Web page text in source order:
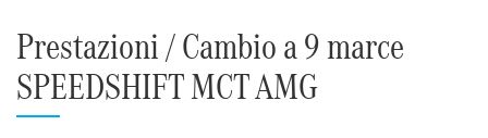
Prestazioni / Cambio a 9 marce
SPEEDSHIFT MCT AMG